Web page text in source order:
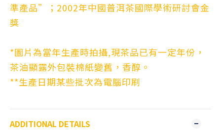
準產品”；2002年中國普洱茶國際學術研討會金
獎
*圖片為當年生產時拍攝,現茶品已有一定年份，
茶油顯露外包裝棉紙變舊，香醇。
**生產日期某些批次為電腦印刷
ADDITIONAL DETAILS